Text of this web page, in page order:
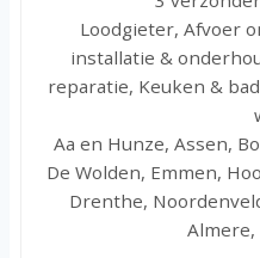
Loodgieter, Afvoer
installatie &
reparatie, Keuken &
Aa en Hunze, Assen,
De Wolden, Emmen,
Drenthe,